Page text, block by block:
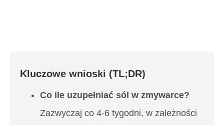
Kluczowe wnioski (TL;DR)
Co ile uzupełniać sól w zmywarce?
Zazwyczaj co 4-6 tygodni, w zależności